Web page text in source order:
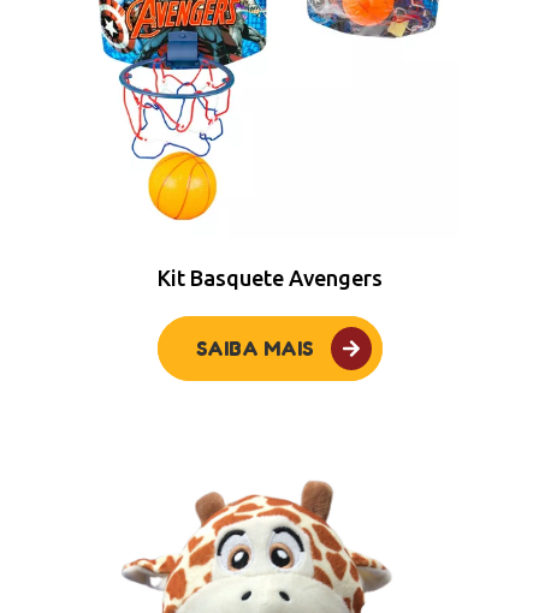
Kit Basquete Avengers
SAIBA MAIS